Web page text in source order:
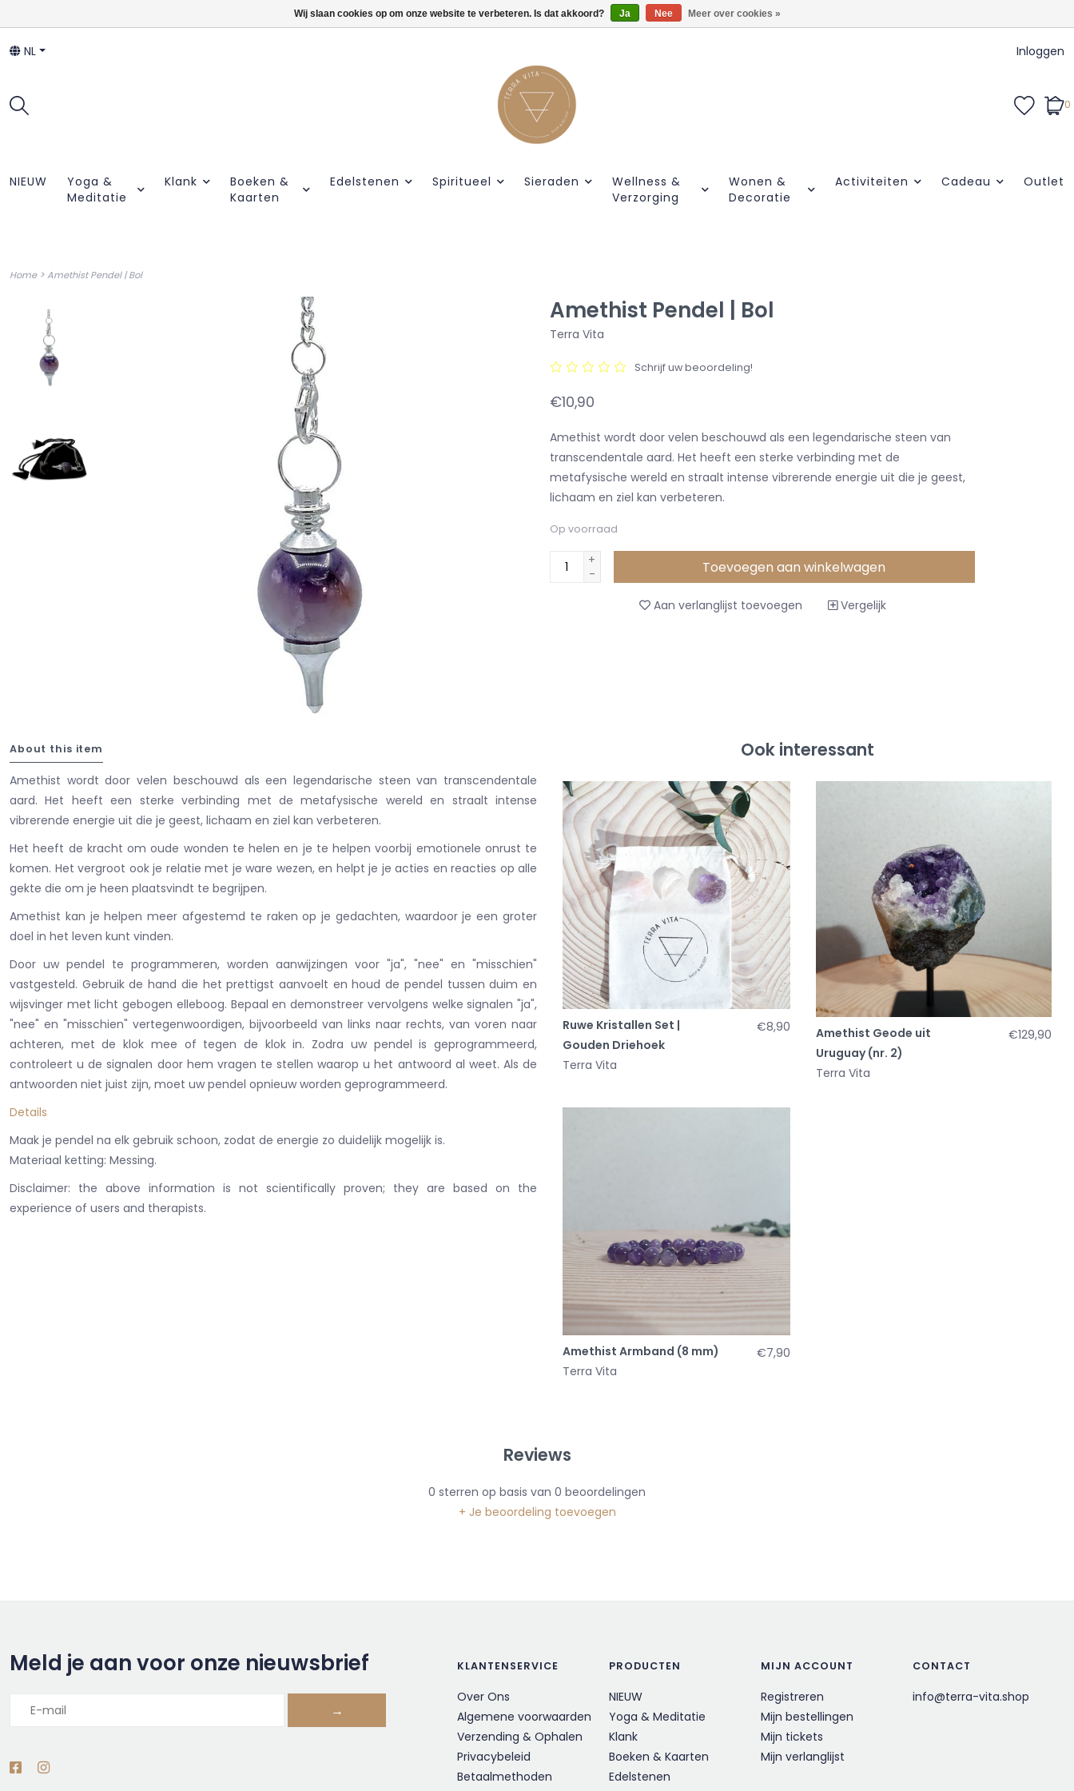
Gratis verzendig vanaf €55.
NL Inloggen
0
NIEUW
Yoga &
Meditatie
Klank
Boeken &
Kaarten
Edelstenen Spiritueel Sieraden
Wellness &
Verzorging
Wonen &
Decoratie
Activiteiten Cadeau Outlet
Home>Amethist Pendel | Bol
Amethist Pendel | Bol
Terra Vita
Schrijf uw beoordeling!
€10,90
Amethist wordt door velen beschouwd als een legendarische steen van
transcendentale aard. Het heeft een sterke verbinding met de
metafysische wereld en straalt intense vibrerende energie uit die je geest,
lichaam en ziel kan verbeteren.
Op voorraad
+
-
Toevoegen aan winkelwagen
Aan verlanglijst toevoegen Vergelijk
About this item
Amethist wordt door velen beschouwd als een legendarische steen van transcendentale
aard. Het heeft een sterke verbinding met de metafysische wereld en straalt intense
vibrerende energie uit die je geest, lichaam en ziel kan verbeteren.
Het heeft de kracht om oude wonden te helen en je te helpen voorbij emotionele onrust te
komen. Het vergroot ook je relatie met je ware wezen, en helpt je je acties en reacties op alle
gekte die om je heen plaatsvindt te begrijpen.
Amethist kan je helpen meer afgestemd te raken op je gedachten, waardoor je een groter
doel in het leven kunt vinden.
Door uw pendel te programmeren, worden aanwijzingen voor "ja", "nee" en "misschien"
vastgesteld. Gebruik de hand die het prettigst aanvoelt en houd de pendel tussen duim en
wijsvinger met licht gebogen elleboog. Bepaal en demonstreer vervolgens welke signalen "ja",
"nee" en "misschien" vertegenwoordigen, bijvoorbeeld van links naar rechts, van voren naar
achteren, met de klok mee of tegen de klok in. Zodra uw pendel is geprogrammeerd,
controleert u de signalen door hem vragen te stellen waarop u het antwoord al weet. Als de
antwoorden niet juist zijn, moet uw pendel opnieuw worden geprogrammeerd.
Details
Maak je pendel na elk gebruik schoon, zodat de energie zo duidelijk mogelijk is.
Materiaal ketting: Messing.
Disclaimer: the above information is not scientifically proven; they are based on the
experience of users and therapists.
Ook interessant
Ruwe Kristallen Set |
Gouden Driehoek
Terra Vita
€8,90
Amethist Geode uit
Uruguay (nr. 2)
Terra Vita
€129,90
Amethist Armband (8 mm)
Terra Vita
€7,90
Reviews
0 sterren op basis van 0 beoordelingen
+ Je beoordeling toevoegen
Meld je aan voor onze nieuwsbrief
→
KLANTENSERVICE
Over Ons
Algemene voorwaarden
Verzending & Ophalen
Privacybeleid
Betaalmethoden
PRODUCTEN
NIEUW
Yoga & Meditatie
Klank
Boeken & Kaarten
Edelstenen
MIJN ACCOUNT
Registreren
Mijn bestellingen
Mijn tickets
Mijn verlanglijst
CONTACT
info@terra-vita.shop
Wij slaan cookies op om onze website te verbeteren. Is dat akkoord? Ja Nee Meer over cookies »